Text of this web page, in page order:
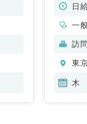
日
一
訪
東
木